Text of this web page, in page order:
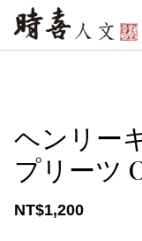
ヘンリー
プリーツ
NT$1,200